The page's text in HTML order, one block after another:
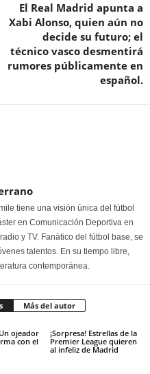
El Real Madrid apunta a
Xabi Alonso, quien aún no
decide su futuro; el
técnico vasco desmentirá
rumores públicamente en
español.
tiene una visión única del fútbol
en Comunicación Deportiva en
y TV. Fanático del fútbol base, se
talentos. En su tiempo libre,
contemporánea.
Más del autor
ojeador
con el
¡Sorpresa! Estrellas de la
Premier League quieren
al infeliz de Madrid